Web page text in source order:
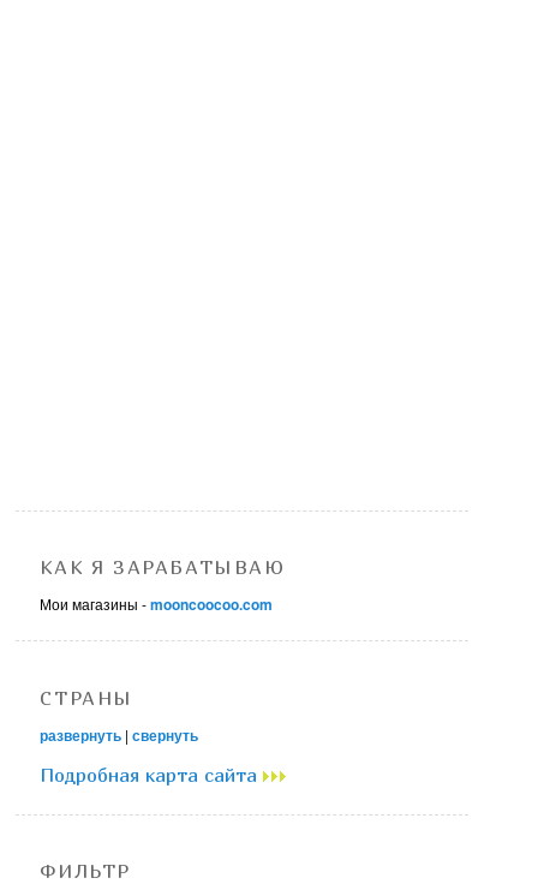
КАК Я ЗАРАБАТЫВАЮ
Мои магазины -mooncoocoo.com
СТРАНЫ
развернуть |свернуть
Подробная карта сайта
ФИЛЬТР